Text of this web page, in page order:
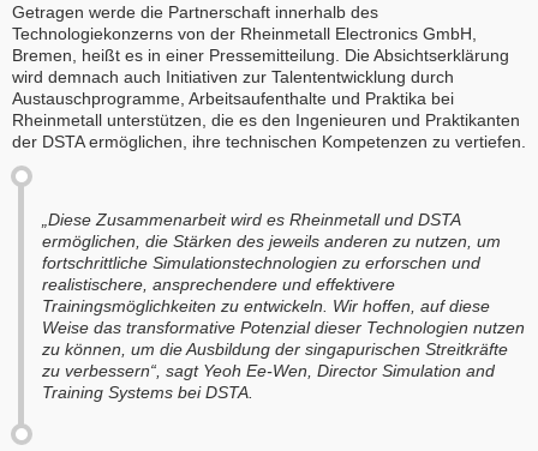
Getragen werde die Partnerschaft innerhalb des
Technologiekonzerns von der Rheinmetall Electronics GmbH,
Bremen, heißt es in einer Pressemitteilung. Die Absichtserklärung
wird demnach auch Initiativen zur Talententwicklung durch
Austauschprogramme, Arbeitsaufenthalte und Praktika bei
Rheinmetall unterstützen, die es den Ingenieuren und Praktikanten
der DSTA ermöglichen, ihre technischen Kompetenzen zu vertiefen.
„Diese Zusammenarbeit wird es Rheinmetall und DSTA
ermöglichen, die Stärken des jeweils anderen zu nutzen, um
fortschrittliche Simulationstechnologien zu erforschen und
realistischere, ansprechendere und effektivere
Trainingsmöglichkeiten zu entwickeln. Wir hoffen, auf diese
Weise das transformative Potenzial dieser Technologien nutzen
zu können, um die Ausbildung der singapurischen Streitkräfte
zu verbessern“, sagt Yeoh Ee-Wen, Director Simulation and
Training Systems bei DSTA.